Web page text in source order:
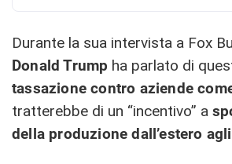
Durante la sua intervista a Fox
Donald Trump ha parlato di
tassazione contro aziende
tratterebbe di un “incentivo” a
della produzione dall’estero